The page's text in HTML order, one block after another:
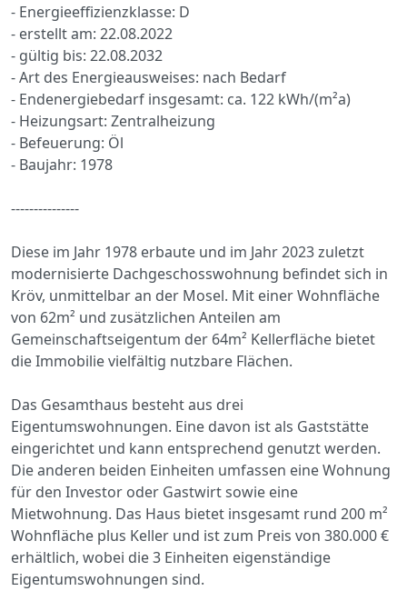
- Energieeffizienzklasse: D
- erstellt am: 22.08.2022
- gültig bis: 22.08.2032
- Art des Energieausweises: nach Bedarf
- Endenergiebedarf insgesamt: ca. 122 kWh/(m²a)
- Heizungsart: Zentralheizung
- Befeuerung: Öl
- Baujahr: 1978
---------------
Diese im Jahr 1978 erbaute und im Jahr 2023 zuletzt
modernisierte Dachgeschosswohnung befindet sich in
Kröv, unmittelbar an der Mosel. Mit einer Wohnfläche
von 62m² und zusätzlichen Anteilen am
Gemeinschaftseigentum der 64m² Kellerfläche bietet
die Immobilie vielfältig nutzbare Flächen.
Das Gesamthaus besteht aus drei
Eigentumswohnungen. Eine davon ist als Gaststätte
eingerichtet und kann entsprechend genutzt werden.
Die anderen beiden Einheiten umfassen eine Wohnung
für den Investor oder Gastwirt sowie eine
Mietwohnung. Das Haus bietet insgesamt rund 200 m²
Wohnfläche plus Keller und ist zum Preis von 380.000 €
erhältlich, wobei die 3 Einheiten eigenständige
Eigentumswohnungen sind.